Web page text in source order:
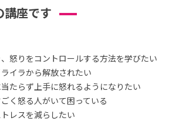
講座です
怒りをコントロールする方法を学びたい
イラから解放されたい
たらず上手に怒れるようになりたい
く怒る人がいて困っている
レスを減らしたい